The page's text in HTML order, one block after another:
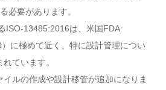
必要があります。
ISO-13485:2016は、米国FDA
に極めて近く、特に設計管理につい
ています。
ルの作成や設計移管が追加になりま